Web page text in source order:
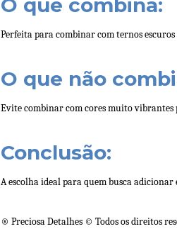
O que combina:
Perfeita para combinar com ternos
O que não
Evite combinar com cores muito
Conclusão:
A escolha ideal para quem busca
® Preciosa Detalhes © Todos os direitos